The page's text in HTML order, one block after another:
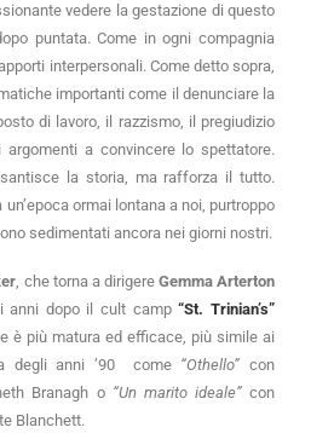
vedere la gestazione di questo
puntata. Come in ogni compagnia
interpersonali. Come detto sopra,
importanti come il denunciare la
di lavoro, il razzismo, il pregiudizio
a convincere lo spettatore.
la storia, ma rafforza il tutto.
ormai lontana a noi, purtroppo
sedimentati ancora nei giorni nostri.
, che torna a dirigere Gemma Arterton
anni dopo il cult camp“St. Trinian’s”
è più matura ed efficace, più simile ai
degli anni ’90 come “Othello” con
Branagh o “Un marito ideale”con
Blanchett.